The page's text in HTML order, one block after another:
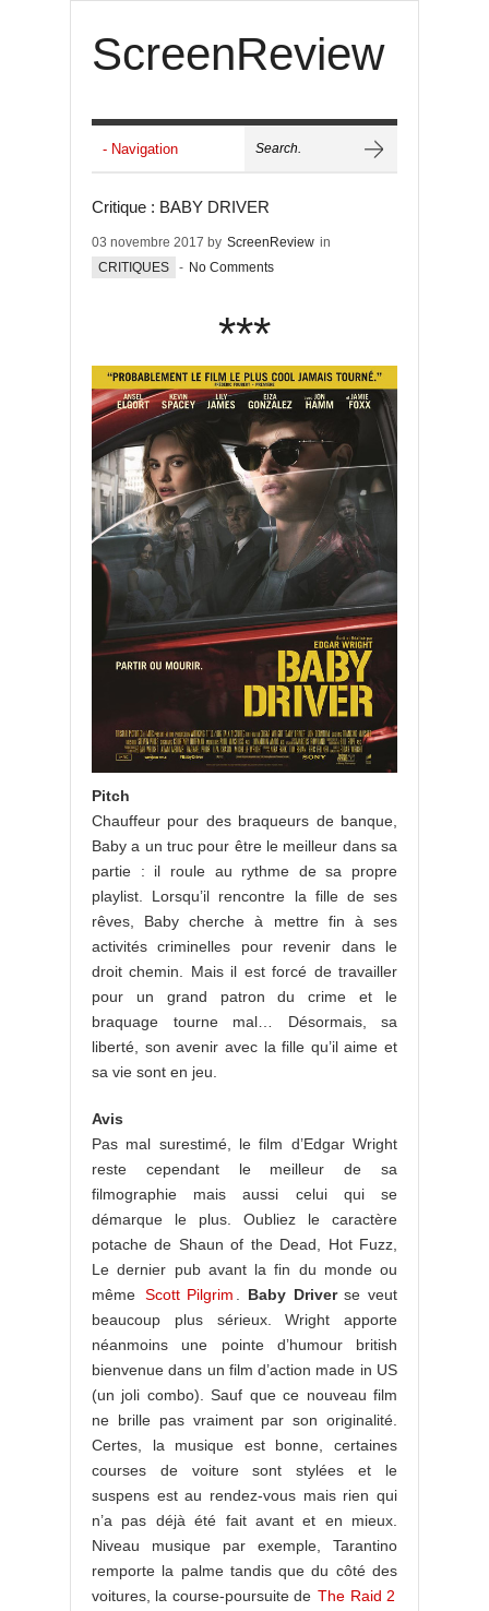
ScreenReview
Critique : BABY DRIVER
03 novembre 2017 by ScreenReview in
CRITIQUES
- No Comments
***
Pitch
Chauffeur pour des braqueurs de banque,
Baby a un truc pour être le meilleur dans sa
partie : il roule au rythme de sa propre
playlist. Lorsqu’il rencontre la fille de ses
rêves, Baby cherche à mettre fin à ses
activités criminelles pour revenir dans le
droit chemin. Mais il est forcé de travailler
pour un grand patron du crime et le
braquage tourne mal… Désormais, sa
liberté, son avenir avec la fille qu’il aime et
sa vie sont en jeu.
Avis
Pas mal surestimé, le film d’Edgar Wright
reste cependant le meilleur de sa
filmographie mais aussi celui qui se
démarque le plus. Oubliez le caractère
potache de Shaun of the Dead, Hot Fuzz,
Le dernier pub avant la fin du monde ou
même Scott Pilgrim . Baby Driverse veut
beaucoup plus sérieux. Wright apporte
néanmoins une pointe d’humour british
bienvenue dans un film d’action made in US
(un joli combo). Sauf que ce nouveau film
ne brille pas vraiment par son originalité.
Certes, la musique est bonne, certaines
courses de voiture sont stylées et le
suspens est au rendez-vous mais rien qui
n’a pas déjà été fait avant et en mieux.
Niveau musique par exemple, Tarantino
remporte la palme tandis que du côté des
voitures, la course-poursuite de The Raid 2